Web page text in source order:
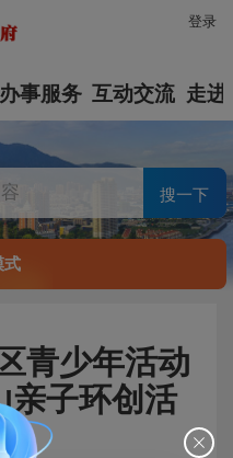
登录
办事服务 互动交流 走进
搜一下
式
青少年活动
亲子环创活